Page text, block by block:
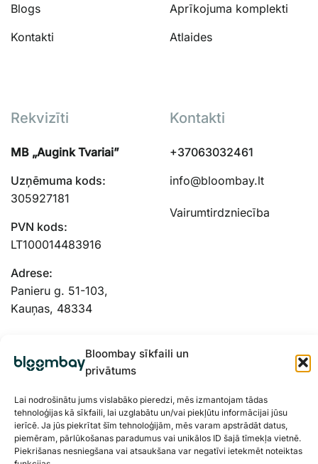
Bloombay sīkfaili un
privātums
Lai nodrošinātu jums vislabāko pieredzi, mēs izmantojam tādas
tehnoloģijas kā sīkfaili, lai uzglabātu un/vai piekļūtu informācijai jūsu
ierīcē. Ja jūs piekrītat šīm tehnoloģijām, mēs varam apstrādāt datus,
piemēram, pārlūkošanas paradumus vai unikālos ID šajā tīmekļa vietnē.
Piekrišanas nesniegšana vai atsaukšana var negatīvi ietekmēt noteiktas
Blogs
Kontakti
Aprīkojuma komplekti
Atlaides
Rekvizīti
MB „Augink Tvariai”
Uzņēmuma kods:
305927181
PVN kods:
LT100014483916
Adrese:
Panieru g. 51-103,
Kauņas, 48334
Kontakti
+37063032461
info@bloombay.lt
Vairumtirdzniecība